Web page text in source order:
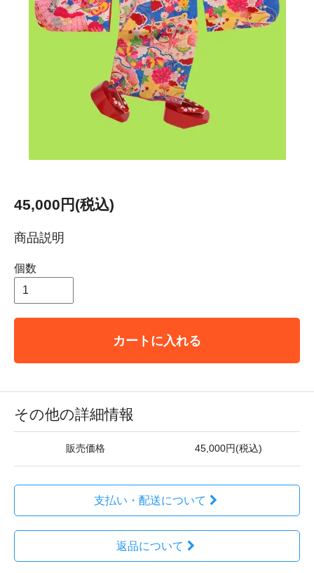
45,000円(税込)
商品説明
個数
カートに入れる
その他の詳細情報
販売価格 45,000円(税込)
支払い・配送について
返品について